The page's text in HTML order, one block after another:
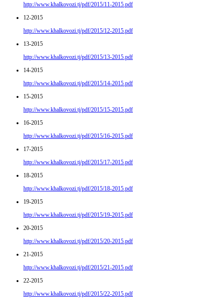
http://www.khalkovozi.tj/pdf/2015/11-2015.pdf
12-2015
http://www.khalkovozi.tj/pdf/2015/12-2015.pdf
13-2015
http://www.khalkovozi.tj/pdf/2015/13-2015.pdf
14-2015
http://www.khalkovozi.tj/pdf/2015/14-2015.pdf
15-2015
http://www.khalkovozi.tj/pdf/2015/15-2015.pdf
16-2015
http://www.khalkovozi.tj/pdf/2015/16-2015.pdf
17-2015
http://www.khalkovozi.tj/pdf/2015/17-2015.pdf
18-2015
http://www.khalkovozi.tj/pdf/2015/18-2015.pdf
19-2015
http://www.khalkovozi.tj/pdf/2015/19-2015.pdf
20-2015
http://www.khalkovozi.tj/pdf/2015/20-2015.pdf
21-2015
http://www.khalkovozi.tj/pdf/2015/21-2015.pdf
22-2015
http://www.khalkovozi.tj/pdf/2015/22-2015.pdf